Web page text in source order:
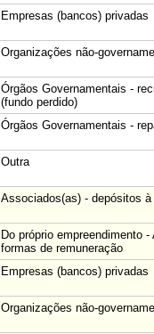
Empresas (bancos) privadas
Organizações não-
Órgãos Governamentais -
(fundo perdido)
Órgãos Governamentais -
Outra
Associados(as) - depósitos
Do próprio empreendimento
formas de remuneração
Empresas (bancos) privadas
Organizações não-